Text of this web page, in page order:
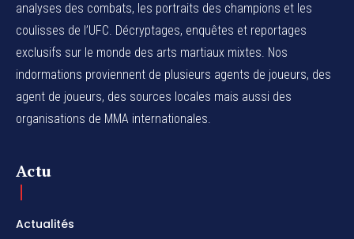
analyses des combats, les portraits des champions et les
coulisses de l’UFC. Décryptages, enquêtes et reportages
exclusifs sur le monde des arts martiaux mixtes. Nos
indormations proviennent de plusieurs agents de joueurs, des
agent de joueurs, des sources locales mais aussi des
organisations de MMA internationales.
Actu
Actualités